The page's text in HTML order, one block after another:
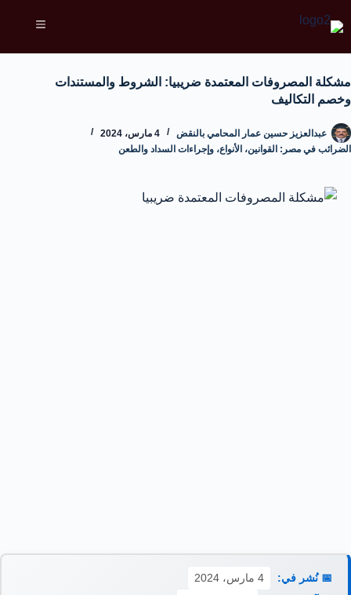
مشكلة المصروفات المعتمدة ضريبيا: الشروط والمستندات
وخصم التكاليف
عبدالعزيز حسين عمار المحامي بالنقض
4 مارس، 2024
الضرائب في مصر: القوانين، الأنواع، وإجراءات السداد والطعن
📅 نُشر في:
4 مارس، 2024